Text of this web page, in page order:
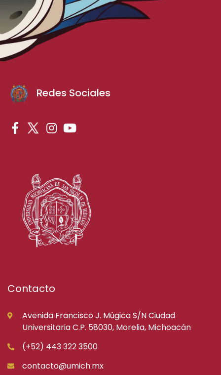
Redes Sociales
Contacto
Avenida Francisco J. Múgica S/N Ciudad
Universitaria C.P. 58030, Morelia, Michoacán
(+52) 443 322 3500
contacto@umich.mx